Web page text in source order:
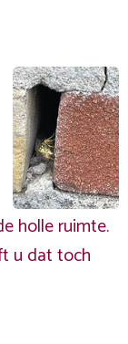
holle ruimte.
u dat toch